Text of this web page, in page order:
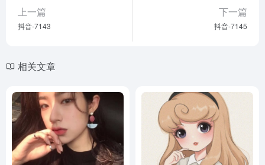
上一篇
抖音-7143
下一篇
抖音-7145
相关文章